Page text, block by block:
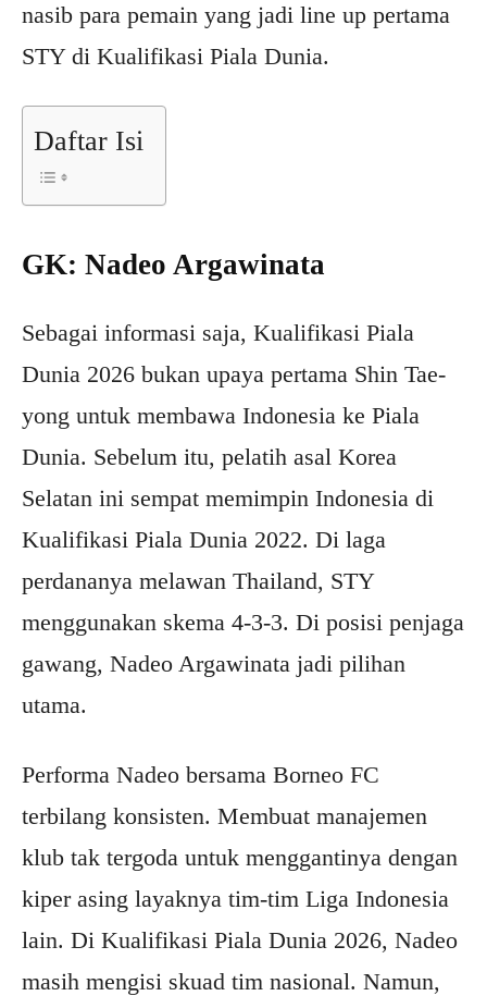
nasib para pemain yang jadi line up pertama
STY di Kualifikasi Piala Dunia.
Daftar Isi
GK: Nadeo Argawinata
Sebagai informasi saja, Kualifikasi Piala
Dunia 2026 bukan upaya pertama Shin Tae-
yong untuk membawa Indonesia ke Piala
Dunia. Sebelum itu, pelatih asal Korea
Selatan ini sempat memimpin Indonesia di
Kualifikasi Piala Dunia 2022. Di laga
perdananya melawan Thailand, STY
menggunakan skema 4-3-3. Di posisi penjaga
gawang, Nadeo Argawinata jadi pilihan
utama.
Performa Nadeo bersama Borneo FC
terbilang konsisten. Membuat manajemen
klub tak tergoda untuk menggantinya dengan
kiper asing layaknya tim-tim Liga Indonesia
lain. Di Kualifikasi Piala Dunia 2026, Nadeo
masih mengisi skuad tim nasional. Namun,